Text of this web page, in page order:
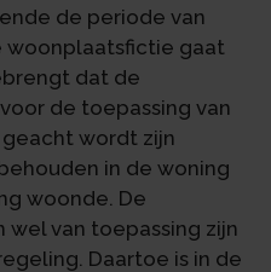
de periode van
woonplaatsfictie gaat
dat de
de toepassing van
wordt zijn
in de woning
woonde. De
van toepassing zijn
Daartoe is in de